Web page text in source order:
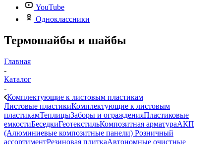
YouTube
Одноклассники
Термошайбы и шайбы
Главная
-
Каталог
-
Комплектующие к листовым пластикам
Листовые пластикиКомплектующие к листовым
пластикамТеплицыЗаборы и огражденияПластиковые
емкостиБеседкиГеотекстильКомпозитная арматураАКП
(Алюминиевые композитные панели) Розничный
ассортиментРезиновая плиткаАвтономные очистные